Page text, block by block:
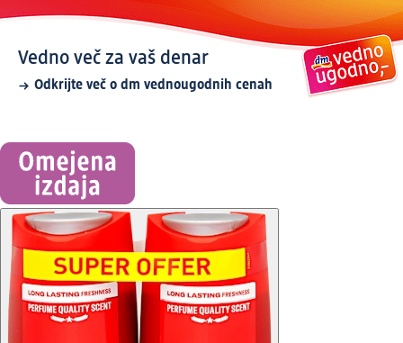
Vedno več za vaš denar
Odkrijte več o dm vednougodnih cenah